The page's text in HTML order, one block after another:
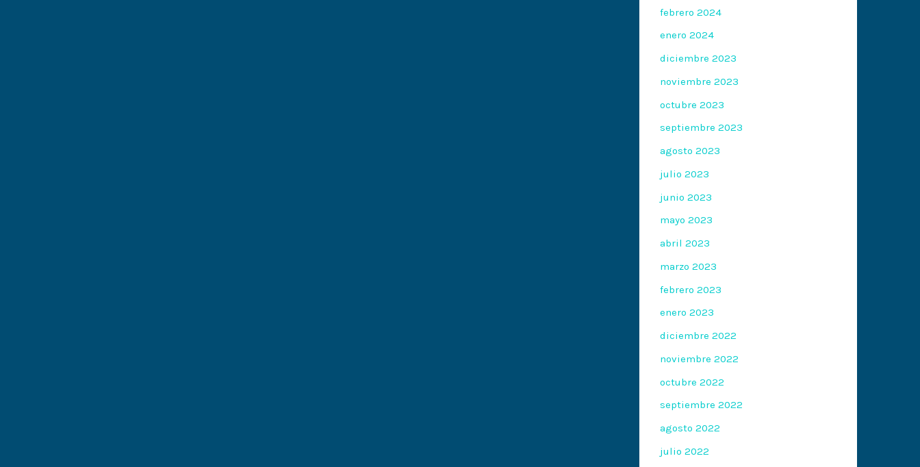
febrero 2024
enero 2024
diciembre 2023
noviembre 2023
octubre 2023
septiembre 2023
agosto 2023
julio 2023
junio 2023
mayo 2023
abril 2023
marzo 2023
febrero 2023
enero 2023
diciembre 2022
noviembre 2022
octubre 2022
septiembre 2022
agosto 2022
julio 2022